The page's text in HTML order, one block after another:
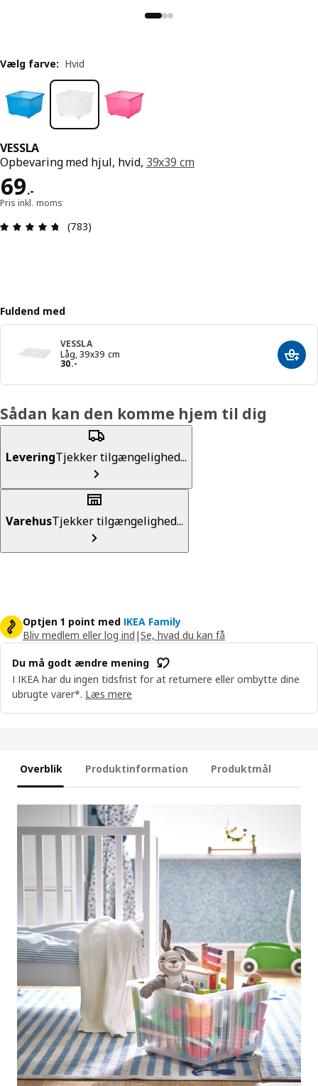
VESSLA
Opbevaring med hjul, hvid, 39x39 cm
69.-
Pris 69.-
Pris inkl. moms
Anmeldelse: 4.7 Ud af 5 Stjerner. Anmeldelser i
(783)
Vælg farve: Hvid
Fuldend med
VESSLA
Låg, 39x39 cm
30.-
Pris 30.- Læg i
Sådan kan den komme hjem til dig
LeveringTjekker tilgængelighed...
VarehusTjekker tilgængelighed...
Optjen 1 point med IKEA Family
Bliv medlem eller log ind |Se, hvad du kan få
Du må godt ændre mening
I IKEA har du ingen tidsfrist for at returnere eller ombytte dine
ubrugte varer*. Læs mere
Overblik Produktinformation Produktmål